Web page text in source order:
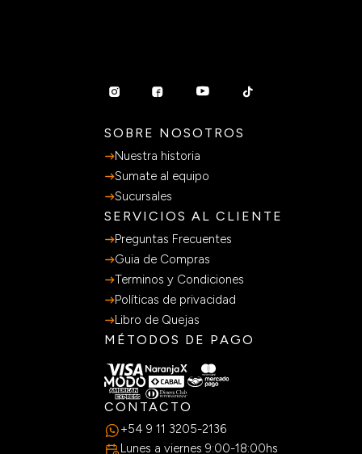
SOBRE NOSOTROS
Nuestra historia
Sumate al equipo
Sucursales
SERVICIOS AL CLIENTE
Preguntas Frecuentes
Guia de Compras
Terminos y Condiciones
Políticas de privacidad
Libro de Quejas
MÉTODOS DE PAGO
CONTACTO
+54 9 11 3205-2136
Lunes a viernes 9:00-18:00hs